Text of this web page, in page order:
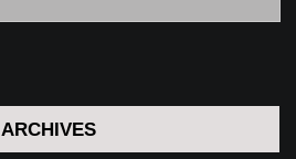
ARCHIVES